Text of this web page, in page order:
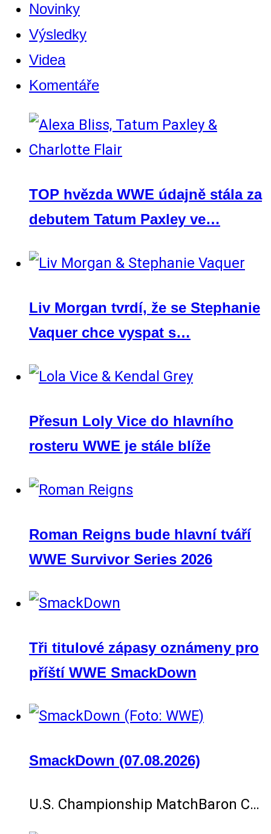
Novinky
Výsledky
Videa
Komentáře
TOP hvězda WWE údajně stála za
debutem Tatum Paxley ve…
Liv Morgan tvrdí, že se Stephanie
Vaquer chce vyspat s…
Přesun Loly Vice do hlavního
rosteru WWE je stále blíže
Roman Reigns bude hlavní tváří
WWE Survivor Series 2026
Tři titulové zápasy oznámeny pro
příští WWE SmackDown
SmackDown (07.08.2026)
U.S. Championship MatchBaron C…